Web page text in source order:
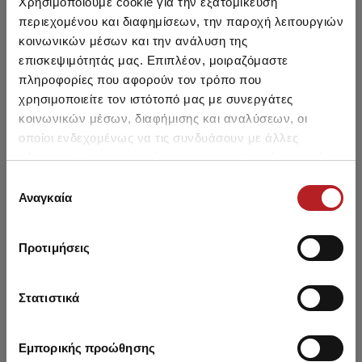
περιεχομένου και διαφημίσεων, την παροχή λειτουργιών
κοινωνικών μέσων και την ανάλυση της
επισκεψιμότητάς μας. Επιπλέον, μοιραζόμαστε
πληροφορίες που αφορούν τον τρόπο που
χρησιμοποιείτε τον ιστότοπό μας με συνεργάτες
κοινωνικών μέσων, διαφήμισης και αναλύσεων, οι
οποίοι ενδεχομένως να τις συνδυάσουν με άλλες
πληροφορίες που τους έχετε παραχωρήσει ή τις οποίες
των υπηρεσιών τους.
συγκατάθεσης
Αναγκαία
Προτιμήσεις
Στατιστικά
Εμπορικής προώθησης
Classic Βαμβακερό Ανδρικό
Maxi Σλιπ (πλέξη Rib 2x2)
Από 7,40 € έως 9,70 €
Classic Βαμβακερό Ανδρικό
Σλιπ με άνοιγμα &
Από 7,40 € έως 9,70 €